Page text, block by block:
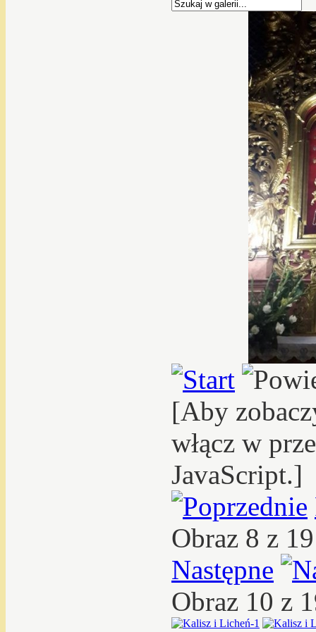
[Aby
włącz w
JavaScript.]
Obraz 8 z
Następne
Obraz 10 z